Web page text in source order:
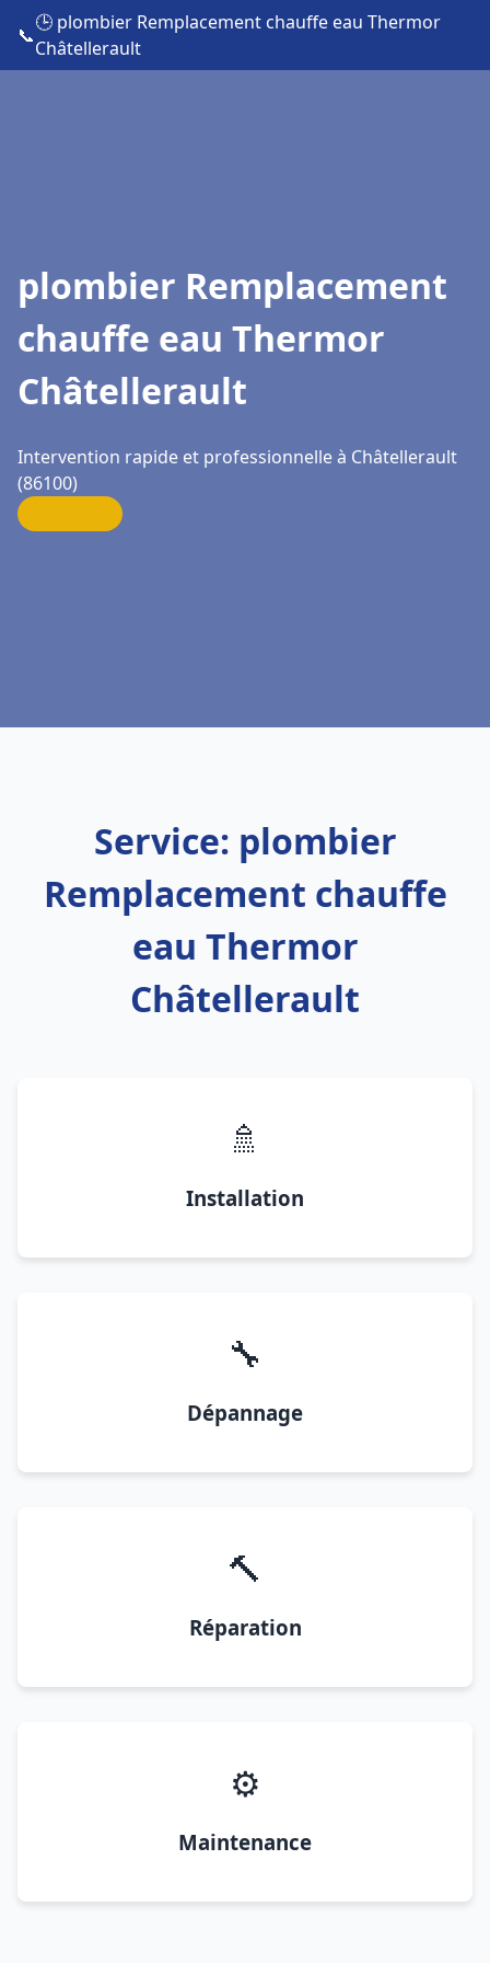
📞
🕒 plombier Remplacement chauffe eau Thermor
Châtellerault
plombier Remplacement
chauffe eau Thermor
Châtellerault
Intervention rapide et professionnelle à Châtellerault
(86100)
Service: plombier
Remplacement chauffe
eau Thermor
Châtellerault
🚿
Installation
🔧
Dépannage
🔨
Réparation
⚙️
Maintenance